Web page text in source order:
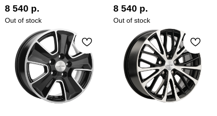
8 540 р.
Out of stock
8 540 р.
Out of stock